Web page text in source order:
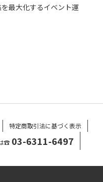
最大化するイベント運
特定商取引法に基づく表示
☎ 03-6311-6497